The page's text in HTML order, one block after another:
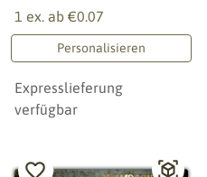
1 ex. ab €0.07
Personalisieren
Expresslieferung
verfügbar